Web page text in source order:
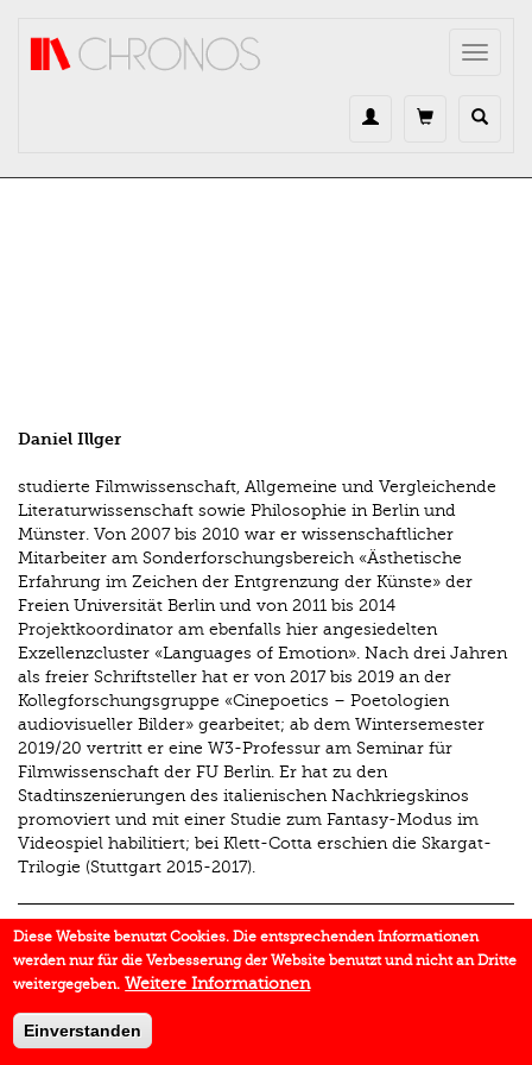
Toggle
Daniel Illger
studierte Filmwissenschaft, Allgemeine und Vergleichende
Literaturwissenschaft sowie Philosophie in Berlin und
Münster. Von 2007 bis 2010 war er wissenschaftlicher
Mitarbeiter am Sonderforschungsbereich «Ästhetische
Erfahrung im Zeichen der Entgrenzung der Künste» der
Freien Universität Berlin und von 2011 bis 2014
Projektkoordinator am ebenfalls hier angesiedelten
Exzellenzcluster «Languages of Emotion». Nach drei Jahren
als freier Schriftsteller hat er von 2017 bis 2019 an der
Kollegforschungsgruppe «Cinepoetics – Poetologien
audiovisueller Bilder» gearbeitet; ab dem Wintersemester
2019/20 vertritt er eine W3-Professur am Seminar für
Filmwissenschaft der FU Berlin. Er hat zu den
Stadtinszenierungen des italienischen Nachkriegskinos
promoviert und mit einer Studie zum Fantasy-Modus im
Videospiel habilitiert; bei Klett-Cotta erschien die Skargat-
Trilogie (Stuttgart 2015-2017).
Aufsätze im Chronos Verlag
Eine Welt der Trennungen
In:«Bring me that horizon!»
Diese Website benutzt Cookies. Die entsprechenden Informationen
werden nur für die Verbesserung der Website benutzt und nicht an Dritte
weitergegeben. Weitere Informationen
Einverstanden